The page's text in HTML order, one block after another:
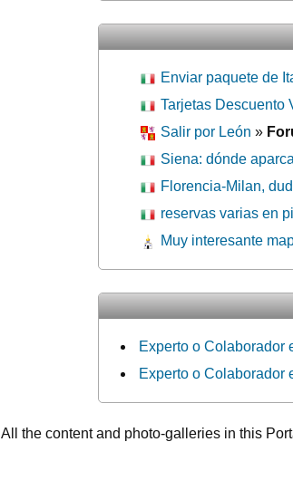
Enviar paquete de
Tarjetas Descuento
Salir por León »
Siena: dónde
Florencia-Milan,
reservas varias en
Muy interesante
Experto o Colaborador
Experto o Colaborador
All the content and photo-galleries in this